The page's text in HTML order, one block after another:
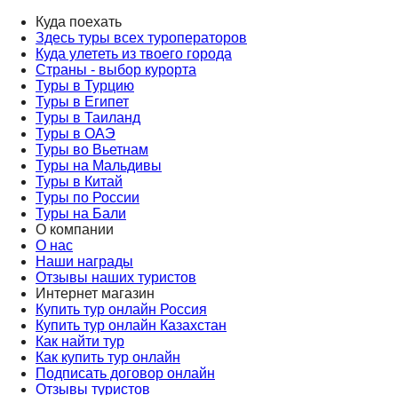
Куда поехать
Здесь туры всех туроператоров
Куда улететь из твоего города
Страны - выбор курорта
Туры в Турцию
Туры в Египет
Туры в Таиланд
Туры в ОАЭ
Туры во Вьетнам
Туры на Мальдивы
Туры в Китай
Туры по России
Туры на Бали
О компании
О нас
Наши награды
Отзывы наших туристов
Интернет магазин
Купить тур онлайн Россия
Купить тур онлайн Казахстан
Как найти тур
Как купить тур онлайн
Подписать договор онлайн
Отзывы туристов